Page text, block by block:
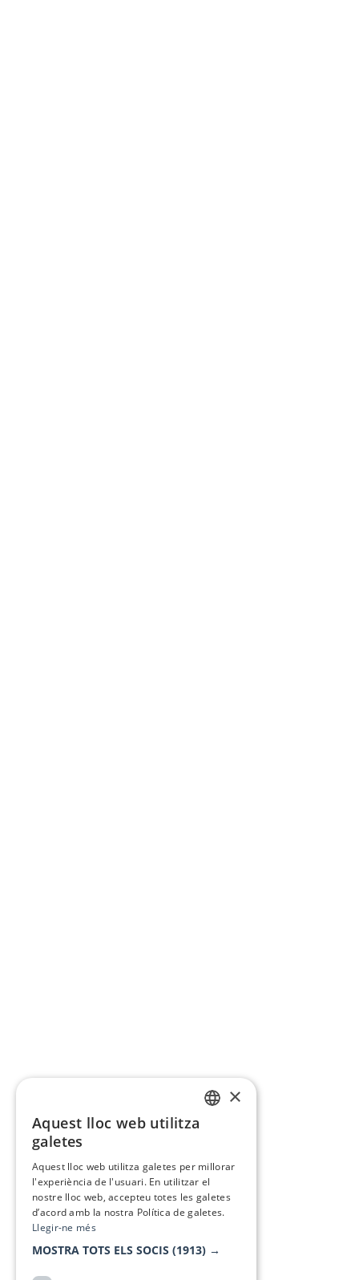
×
Aquest lloc web utilitza
galetes
Aquest lloc web utilitza galetes per millorar
l'experiència de l'usuari. En utilitzar el
nostre lloc web, accepteu totes les galetes
d’acord amb la nostra Política de galetes.
Llegir-ne més
MOSTRA TOTS ELS SOCIS (1913) →